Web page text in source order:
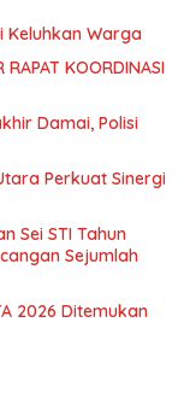
Keluhkan Warga
RAPAT KOORDINASI
Damai, Polisi
Perkuat Sinergi
Sei STI Tahun
Sejumlah
2026 Ditemukan